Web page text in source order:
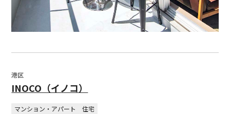
港区
INOCO（イノコ）
マンション・アパート 住宅